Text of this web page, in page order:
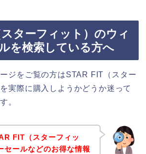
ターフィット）のウィ
を検索している方へ
ジをご覧の方はSTAR FIT（スター
実際に購入しようかどうか迷って
。
FIT（スターフィッ
セールなどのお得な情報